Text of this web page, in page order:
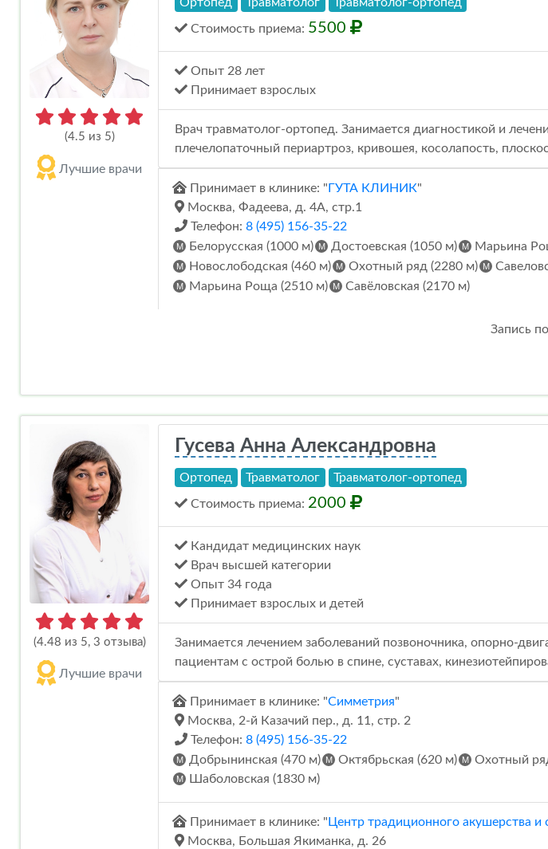
(4.5 из 5)
Лучшие врачи
Стоимость приема: 5500
Опыт 28 лет
Принимает взрослых
Врач травматолог-ортопед. Занимается диагностикой и
плечелопаточный периартроз, кривошея, косолапость,
Принимает в клинике: " ГУТА КЛИНИК"
Москва, Фадеева, д. 4А, стр.1
Телефон: 8 (495) 156-35-22
Белорусская (1000 м)
Достоевская (1050 м) Марьина
Новослободская (460 м)
Охотный ряд (2280 м)
Марьина Роща (2510 м)
Савёловская (2170 м)
Запись
(4.48 из 5, 3 отзыва)
Лучшие врачи
Гусева Анна Александровна
Ортопед Травматолог Травматолог-ортопед
Стоимость приема: 2000
Кандидат медицинских наук
Врач высшей категории
Опыт 34 года
Принимает взрослых и детей
Занимается лечением заболеваний позвоночника, опорно-
пациентам с острой болью в спине, суставах,
Принимает в клинике: "Симметрия"
Москва, 2-й Казачий пер., д. 11, стр. 2
Телефон: 8 (495) 156-35-22
Добрынинская (470 м)
Октябрьская (620 м) Охотный
Шаболовская (1830 м)
Принимает в клинике: " Центр традиционного акушерства
Москва, Большая Якиманка, д. 26